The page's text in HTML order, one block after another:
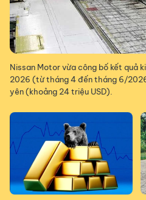
Nissan Motor vừa công bố kết quả
2026 (từ tháng 4 đến tháng 6/
yên (khoảng 24 triệu USD).